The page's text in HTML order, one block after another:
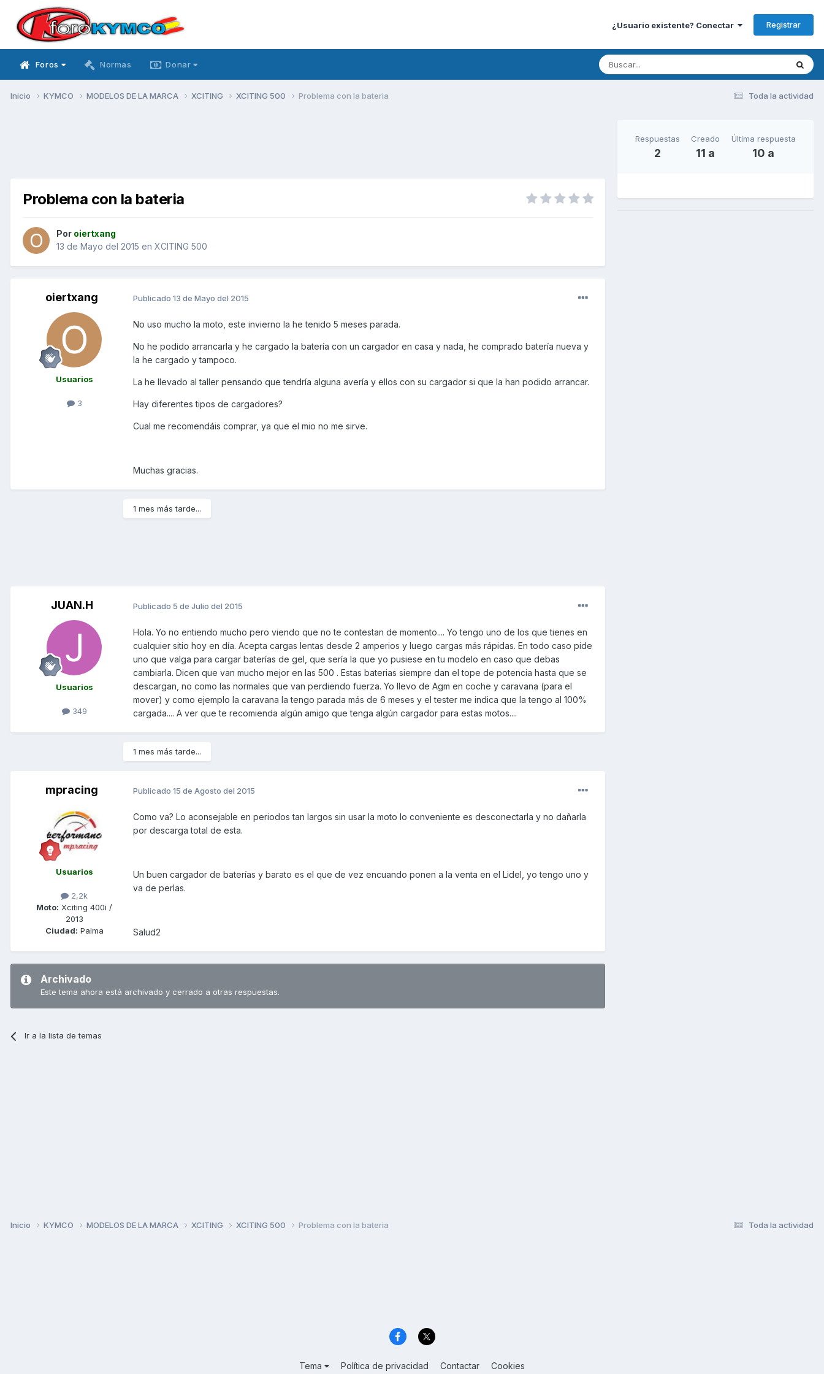
¿Usuario existente? Conectar Registrar
Foros Normas Donar
Toda la actividad
Inicio KYMCO MODELOS DE LA MARCA XCITING XCITING 500 Problema con la bateria
Problema con la bateria
Por oiertxang
13 de Mayo del 2015 en XCITING 500
oiertxang
Usuarios
3
Publicado 13 de Mayo del 2015
No uso mucho la moto, este invierno la he tenido 5 meses parada.
No he podido arrancarla y he cargado la batería con un cargador en casa y nada, he comprado batería nueva y
la he cargado y tampoco.
La he llevado al taller pensando que tendría alguna avería y ellos con su cargador si que la han podido arrancar.
Hay diferentes tipos de cargadores?
Cual me recomendáis comprar, ya que el mio no me sirve.
Muchas gracias.
1 mes más tarde...
JUAN.H
Usuarios
349
Publicado 5 de Julio del 2015
Hola. Yo no entiendo mucho pero viendo que no te contestan de momento.... Yo tengo uno de los que tienes en
cualquier sitio hoy en día. Acepta cargas lentas desde 2 amperios y luego cargas más rápidas. En todo caso pide
uno que valga para cargar baterías de gel, que sería la que yo pusiese en tu modelo en caso que debas
cambiarla. Dicen que van mucho mejor en las 500 . Estas baterias siempre dan el tope de potencia hasta que se
descargan, no como las normales que van perdiendo fuerza. Yo llevo de Agm en coche y caravana (para el
mover) y como ejemplo la caravana la tengo parada más de 6 meses y el tester me indica que la tengo al 100%
cargada.... A ver que te recomienda algún amigo que tenga algún cargador para estas motos....
1 mes más tarde...
mpracing
Usuarios
2,2k
Moto: Xciting 400i /
2013
Ciudad: Palma
Publicado 15 de Agosto del 2015
Como va? Lo aconsejable en periodos tan largos sin usar la moto lo conveniente es desconectarla y no dañarla
por descarga total de esta.
Un buen cargador de baterías y barato es el que de vez encuando ponen a la venta en el Lidel, yo tengo uno y
va de perlas.
Salud2
Archivado
Este tema ahora está archivado y cerrado a otras respuestas.
Ir a la lista de temas
Respuestas
2
Creado
11 a
Última respuesta
10 a
Toda la actividad
Inicio KYMCO MODELOS DE LA MARCA XCITING XCITING 500 Problema con la bateria
Tema Política de privacidad Contactar Cookies